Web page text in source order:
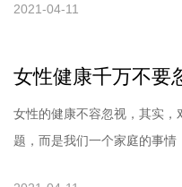
怕，可怕的是我们的无知呀
2021-04-11
女性健康千万不要
女性的健康不容忽视，其实
题，而是我们一个家庭的事